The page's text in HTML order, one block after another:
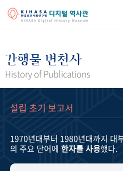
걸어온 길 기관 변천사
정책과 연구 키워드로 보는 연구
기록물 아카이브
간행물 변천사
History of Publications
설립 초기 보고서
1970년대부터 1980년대까지 대
의 주요 단어에 한자를 사용했다.